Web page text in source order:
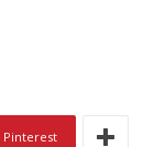
Pinterest